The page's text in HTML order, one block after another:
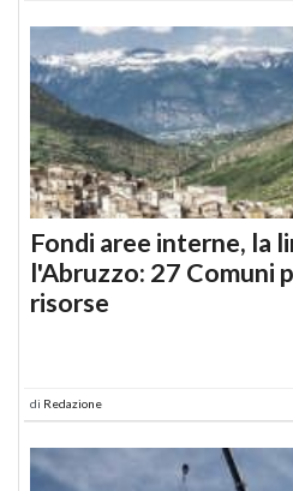
Fondi aree interne, la
l'Abruzzo: 27 Comuni
risorse
di Redazione